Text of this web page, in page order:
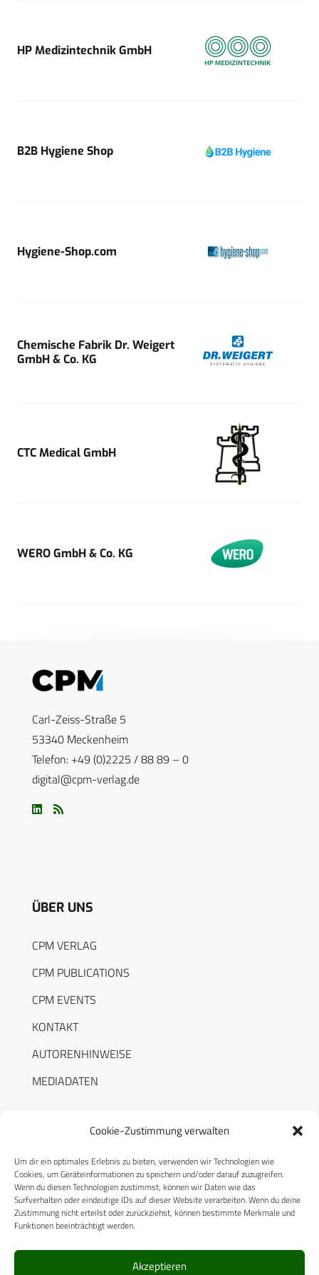
Cookie-Zustimmung verwalten
Um dir ein optimales Erlebnis zu bieten, verwenden wir Technologien wie
Cookies, um Geräteinformationen zu speichern und/oder darauf zuzugreifen.
Wenn du diesen Technologien zustimmst, können wir Daten wie das
Surfverhalten oder eindeutige IDs auf dieser Website verarbeiten. Wenn du deine
Zustimmung nicht erteilst oder zurückziehst, können bestimmte Merkmale und
Funktionen beeinträchtigt werden.
Akzeptieren
HP Medizintechnik GmbH
B2B Hygiene Shop
Hygiene-Shop.com
Chemische Fabrik Dr. Weigert
GmbH & Co. KG
CTC Medical GmbH
WERO GmbH & Co. KG
Carl-Zeiss-Straße 5
53340 Meckenheim
Telefon: +49 (0)2225 / 88 89 – 0
digital@cpm-verlag.de
ÜBER UNS
CPM VERLAG
CPM PUBLICATIONS
CPM EVENTS
KONTAKT
AUTORENHINWEISE
MEDIADATEN
RECHTLICHES
Datenschutzerklärung
Cookie-Richtlinie (EU)